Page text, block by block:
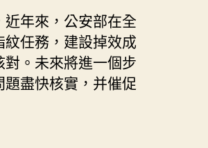
分
證
被
冒
用
年來，公安部在全
任務，建設掉效成
。未來將進一個步
盡快核實，并催促